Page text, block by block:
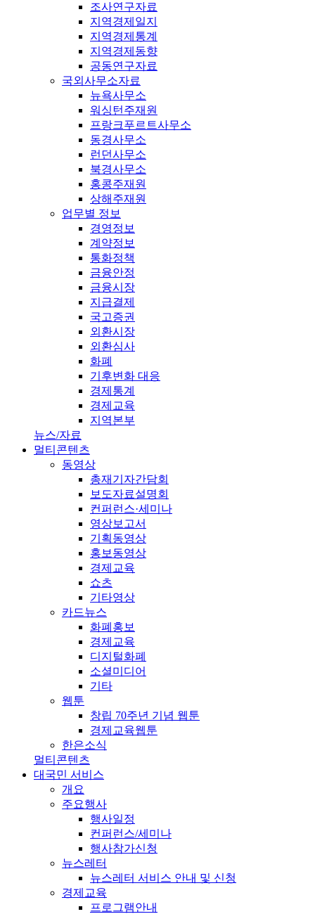
조사연구자료
지역경제일지
지역경제통계
지역경제동향
공동연구자료
국외사무소자료
뉴욕사무소
워싱턴주재원
프랑크푸르트사무소
동경사무소
런던사무소
북경사무소
홍콩주재원
상해주재원
업무별 정보
경영정보
계약정보
통화정책
금융안정
금융시장
지급결제
국고증권
외환시장
외환심사
화폐
기후변화 대응
경제통계
경제교육
지역본부
뉴스/자료
멀티콘텐츠
동영상
총재기자간담회
보도자료설명회
컨퍼런스·세미나
영상보고서
기획동영상
홍보동영상
경제교육
쇼츠
기타영상
카드뉴스
화폐홍보
경제교육
디지털화폐
소셜미디어
기타
웹툰
창립 70주년 기념 웹툰
경제교육웹툰
한은소식
멀티콘텐츠
대국민 서비스
개요
주요행사
행사일정
컨퍼런스/세미나
행사참가신청
뉴스레터
뉴스레터 서비스 안내 및 신청
경제교육
프로그램안내